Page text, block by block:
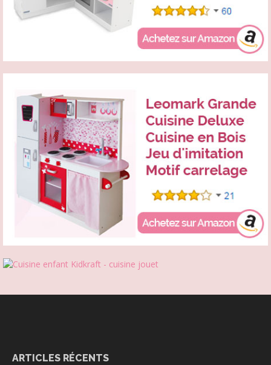
ARTICLES RÉCENTS